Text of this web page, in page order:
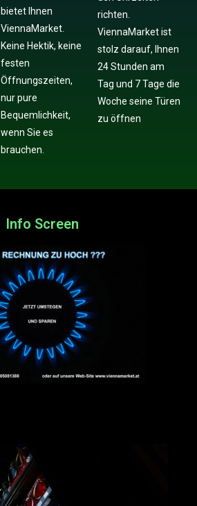
bietet Ihnen
ViennaMarket.
Keine Hektik, keine
festen
Öffnungszeiten,
nur pure
Bequemlichkeit,
wenn Sie es
brauchen.
richten.
ViennaMarket ist
stolz darauf, Ihnen
24 Stunden am
Tag und 7 Tage die
Woche seine Türen
zu öffnen
Info Screen